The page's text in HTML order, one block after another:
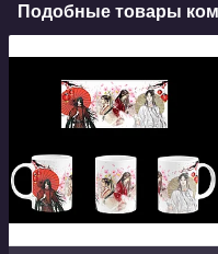
Подобные товары